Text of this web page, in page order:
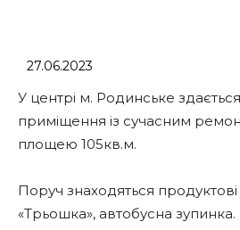
27.06.2023
У центрі м. Родинське
приміщення із сучасним
площею 105кв.м.
Поруч знаходяться
«Трьошка», автобусна зупинка.